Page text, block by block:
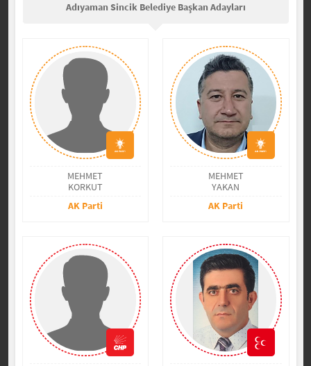
Adıyaman Sincik Belediye Başkan Adayları
MEHMET
KORKUT
AK Parti
MEHMET
YAKAN
AK Parti